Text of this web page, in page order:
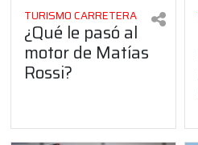
TURISMO CARRETERA
¿Qué le pasó al
motor de Matías
Rossi?